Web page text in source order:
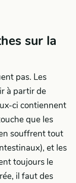
sur la
pas. Les
à partir de
ci contiennent
que les
souffrent tout
et les
toujours le
il faut des